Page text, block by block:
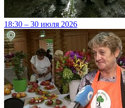
18:30 – 30 июля 2026